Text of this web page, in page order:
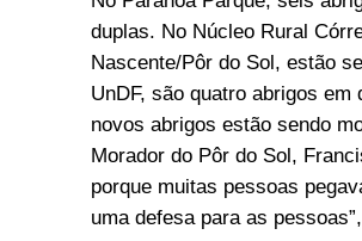
duplas. No Núcleo Rural
Nascente/Pôr do Sol, estão
UnDF, são quatro abrigos
novos abrigos estão sendo
Morador do Pôr do Sol,
porque muitas pessoas
uma defesa para as